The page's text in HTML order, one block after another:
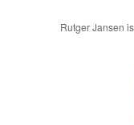
Rutger Jansen